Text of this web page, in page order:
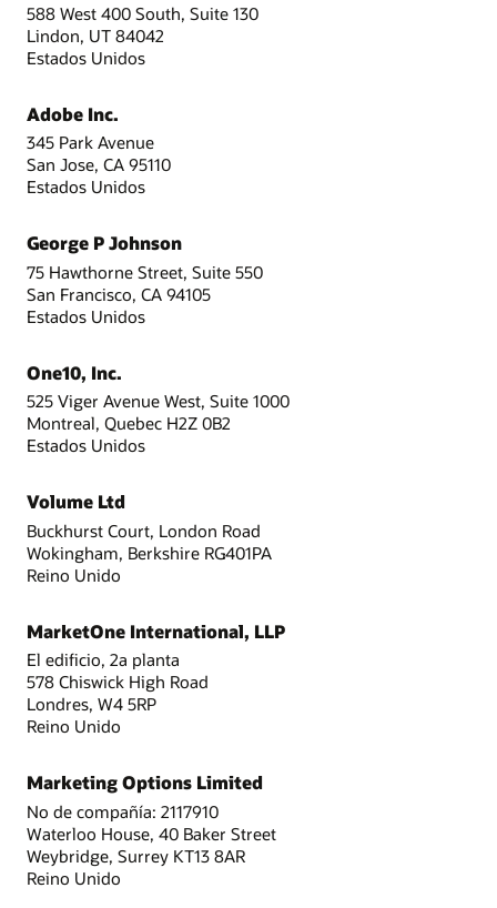
588 West 400 South, Suite 130
Lindon, UT 84042
Estados Unidos
Adobe Inc.
345 Park Avenue
San Jose, CA 95110
Estados Unidos
George P Johnson
75 Hawthorne Street, Suite 550
San Francisco, CA 94105
Estados Unidos
One10, Inc.
525 Viger Avenue West, Suite 1000
Montreal, Quebec H2Z 0B2
Estados Unidos
Volume Ltd
Buckhurst Court, London Road
Wokingham, Berkshire RG401PA
Reino Unido
MarketOne International, LLP
El edificio, 2a planta
578 Chiswick High Road
Londres, W4 5RP
Reino Unido
Marketing Options Limited
No de compañía: 2117910
Waterloo House, 40 Baker Street
Weybridge, Surrey KT13 8AR
Reino Unido